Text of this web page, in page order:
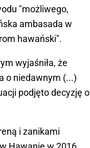
"możliwego,
ambasada w
hawański".
wyjaśniła, że
o niedawnym (...)
podjęto decyzję o
i zanikami